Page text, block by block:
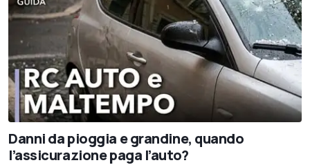
Danni da pioggia e grandine, quando
l’assicurazione paga l’auto?